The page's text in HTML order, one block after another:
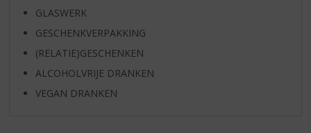
GLASWERK
GESCHENKVERPAKKING
(RELATIE)GESCHENKEN
ALCOHOLVRIJE DRANKEN
VEGAN DRANKEN